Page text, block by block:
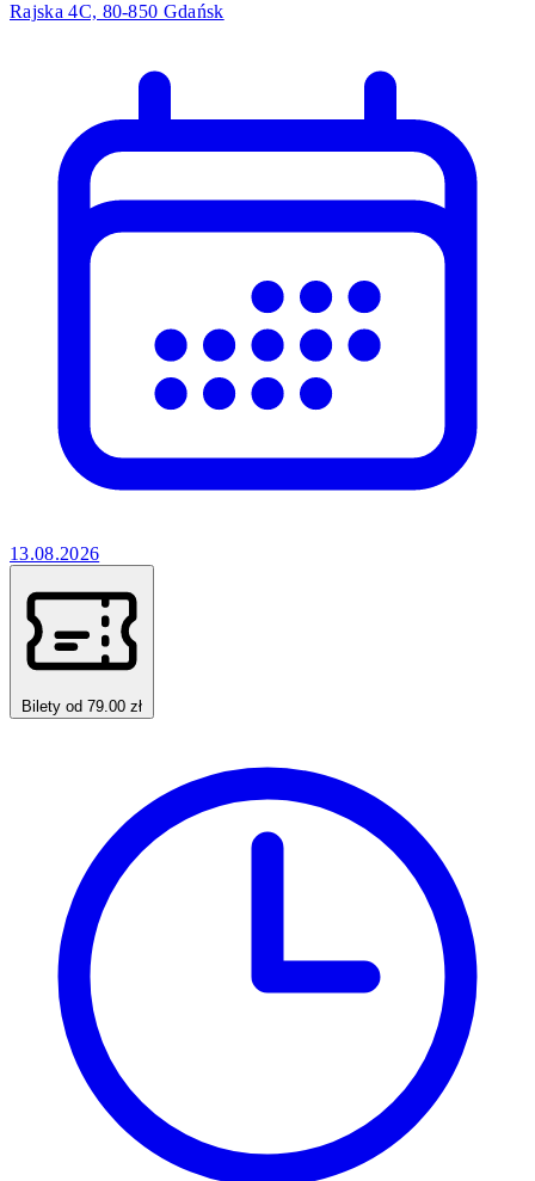
Rajska 4C, 80-850 Gdańsk
13.08.2026
Bilety od 79.00 zł